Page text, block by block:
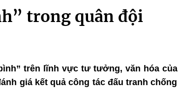
trong quân đội
trên lĩnh vực tư tưởng, văn hóa của
giá kết quả công tác đấu tranh chống